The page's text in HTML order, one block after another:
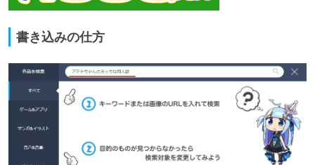
書き込みの仕方